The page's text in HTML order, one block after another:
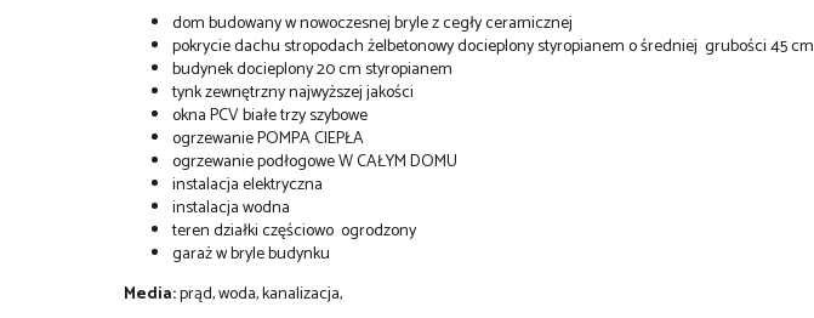
dom budowany w nowoczesnej bryle z cegły ceramicznej
pokrycie dachu stropodach żelbetonowy docieplony styropianem o średniej grubości 45 cm
budynek docieplony 20 cm styropianem
tynk zewnętrzny najwyższej jakości
okna PCV białe trzy szybowe
ogrzewanie POMPA CIEPŁA
ogrzewanie podłogowe W CAŁYM DOMU
instalacja elektryczna
instalacja wodna
teren działki częściowo ogrodzony
garaż w bryle budynku
Media:prąd, woda, kanalizacja,